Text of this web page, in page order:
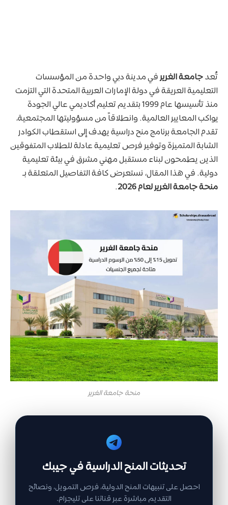
تُعدجامعة الغريرفي مدينة دبي واحدة من المؤسسات
التعليمية العريقة في دولة الإمارات العربية المتحدة التي التزمت
منذ تأسيسها عام 1999 بتقديم تعليم أكاديمي عالي الجودة
يواكب المعايير العالمية. وانطلاقاً من مسؤوليتها المجتمعية،
تقدم الجامعة برنامج منح دراسية يهدف إلى استقطاب الكوادر
الشابة المتميزة وتوفير فرص تعليمية عادلة للطلاب المتفوقين
الذين يطمحون لبناء مستقبل مهني مشرق في بيئة تعليمية
دولية. في هذا المقال، نستعرض كافة التفاصيل المتعلقة بـ
منحة جامعة الغرير لعام 2026
.
منحة جامعة الغرير
تحديثات المنح الدراسية في جيبك
احصل على تنبيهات المنح الدولية، فرص التمويل، ونصائح
التقديم مباشرة عبر قناتنا على تليجرام.